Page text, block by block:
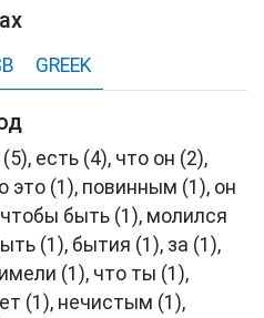
GREEK
есть (4), что он (2),
это (1), повинным (1), он
быть (1), молился
(1), бытия (1), за (1),
(1), что ты (1),
(1), нечистым (1),